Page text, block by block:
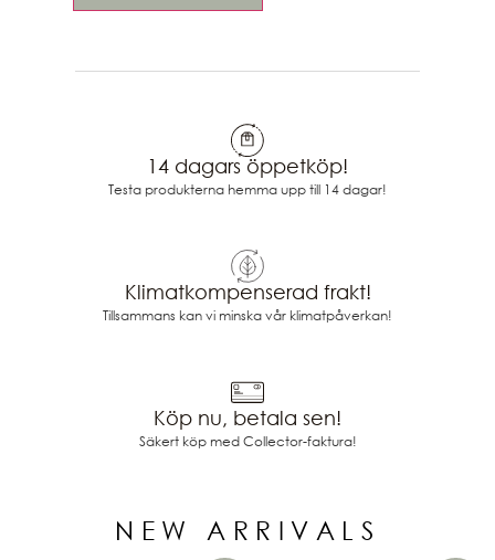
14 dagars öppetköp!
Testa produkterna hemma upp till 14 dagar!
Klimatkompenserad frakt!
Tillsammans kan vi minska vår klimatpåverkan!
Köp nu, betala sen!
Säkert köp med Collector-faktura!
NEW ARRIVALS